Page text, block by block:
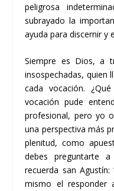
peligrosa
subrayado la
ayuda para discernir y
Siempre es Dios, a
insospechadas, quien
cada vocación.
vocación pude
profesional, pero yo
una perspectiva más
plenitud, como
debes preguntarte
recuerda san
mismo el responder